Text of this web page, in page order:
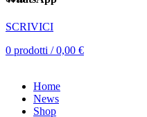
SCRIVICI
0 prodotti / 0,00 €
Home
News
Shop